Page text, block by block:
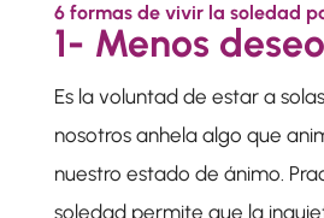
6 formas de vivir la soledad
1- Menos deseo
Es la voluntad de estar a
nosotros anhela algo que
nuestro estado de ánimo.
soledad permite que la